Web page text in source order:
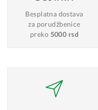
Besplatna dostava
za porudžbenice
preko 5000 rsd